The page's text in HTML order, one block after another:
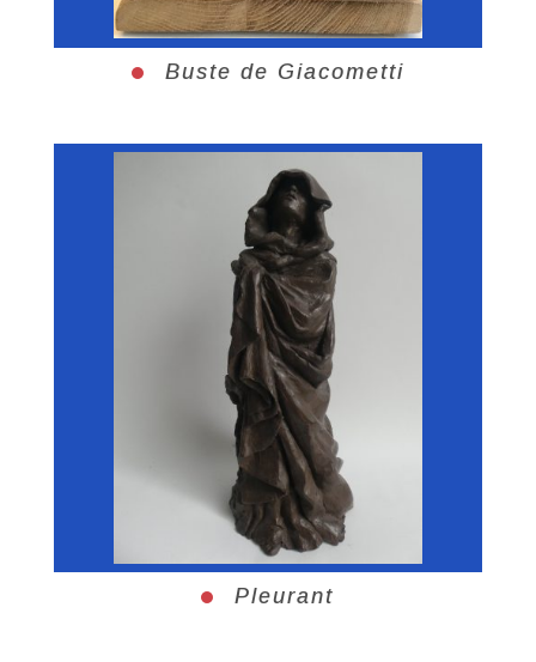
Buste de Giacometti
Pleurant